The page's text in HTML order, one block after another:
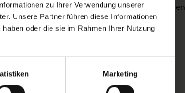
zu Ihrer Verwendung unserer
Unsere Partner führen diese Informationen
oder die sie im Rahmen Ihrer Nutzung
Marketing
Versand und
Zahlung
Bewertungen
, Blätter, Früchte